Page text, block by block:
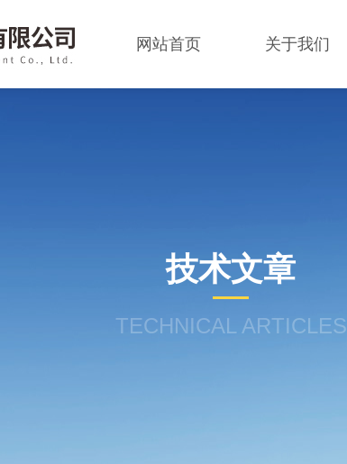
网站首页 关于我们
技术文章
TECHNICAL ARTICLES